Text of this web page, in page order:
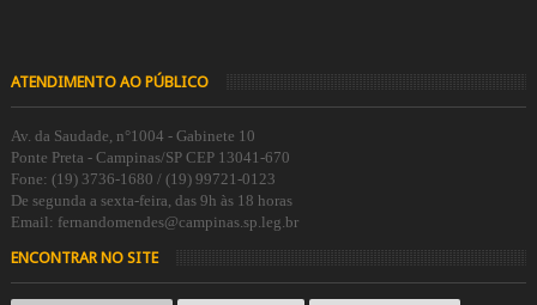
ATENDIMENTO AO PÚBLICO
Av. da Saudade, n°1004 - Gabinete 10
Ponte Preta - Campinas/SP CEP 13041-670
Fone: (19) 3736-1680 / (19) 99721-0123
De segunda a sexta-feira, das 9h às 18 horas
Email: fernandomendes@campinas.sp.leg.br
ENCONTRAR NO SITE